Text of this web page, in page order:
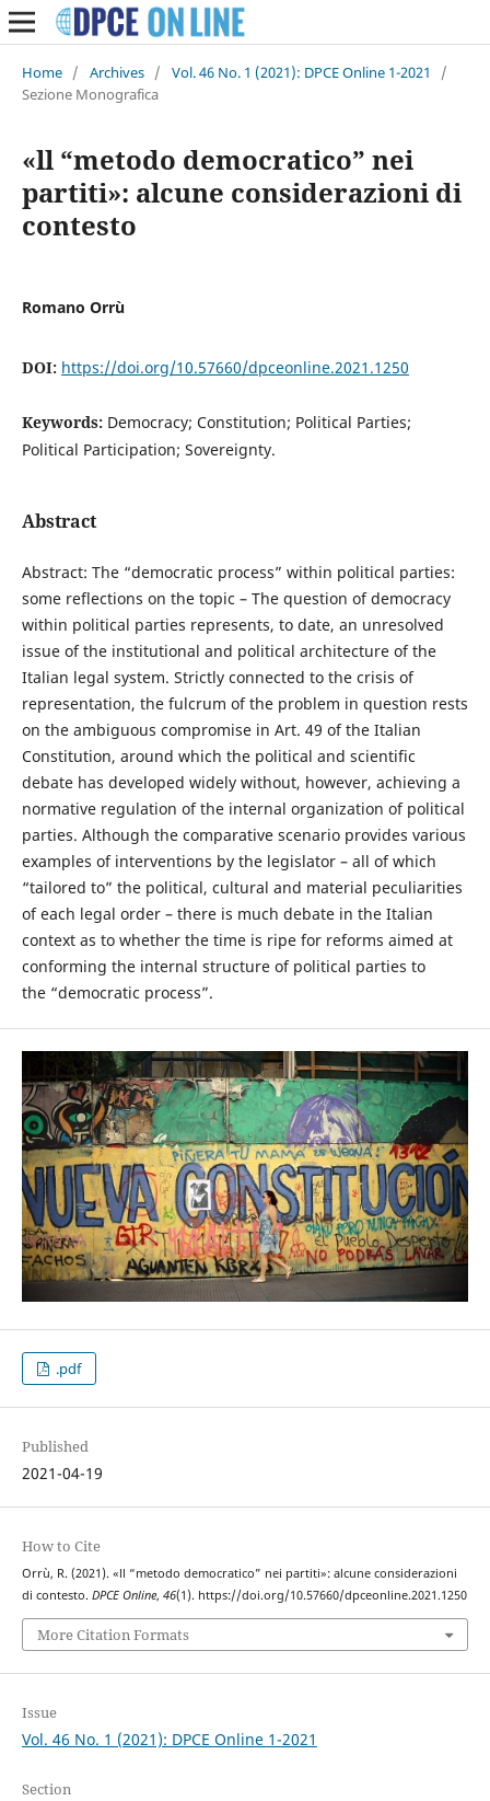
Home / Archives / Vol. 46 No. 1 (2021): DPCE Online 1-2021
/
Sezione Monografica
«ll “metodo democratico” nei
partiti»: alcune considerazioni di
contesto
Romano Orrù
DOI: https://doi.org/10.57660/dpceonline.2021.1250
Keywords: Democracy; Constitution; Political Parties;
Political Participation; Sovereignty.
Abstract
Abstract: The “democratic process” within political parties:
some reflections on the topic – The question of democracy
within political parties represents, to date, an unresolved
issue of the institutional and political architecture of the
Italian legal system. Strictly connected to the crisis of
representation, the fulcrum of the problem in question rests
on the ambiguous compromise in Art. 49 of the Italian
Constitution, around which the political and scientific
debate has developed widely without, however, achieving a
normative regulation of the internal organization of political
parties. Although the comparative scenario provides various
examples of interventions by the legislator – all of which
“tailored to” the political, cultural and material peculiarities
of each legal order – there is much debate in the Italian
context as to whether the time is ripe for reforms aimed at
conforming the internal structure of political parties to
the “democratic process”.
.pdf
Published
2021-04-19
How to Cite
Orrù, R. (2021). «ll “metodo democratico” nei partiti»: alcune considerazioni
di contesto. DPCE Online, 46(1). https://doi.org/10.57660/dpceonline.2021.1250
More Citation Formats
Issue
Vol. 46 No. 1 (2021): DPCE Online 1-2021
Section